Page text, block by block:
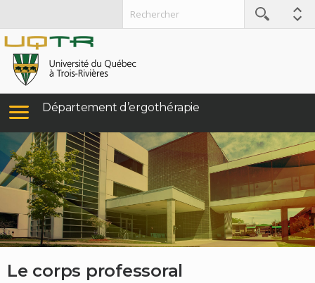
Département d’ergothérapie
Le corps professoral